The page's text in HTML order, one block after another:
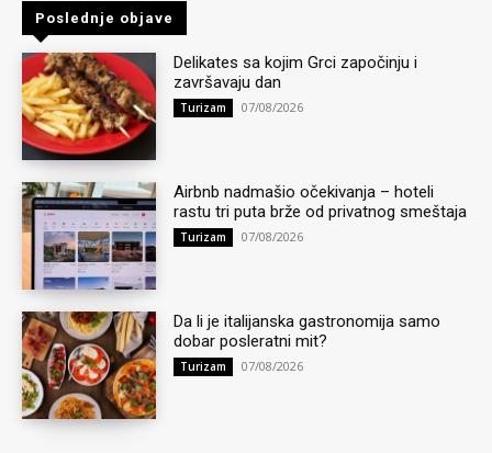
Poslednje objave
Delikates sa kojim Grci započinju i
završavaju dan
Turizam 07/08/2026
Airbnb nadmašio očekivanja – hoteli
rastu tri puta brže od privatnog smeštaja
Turizam 07/08/2026
Da li je italijanska gastronomija samo
dobar posleratni mit?
Turizam 07/08/2026